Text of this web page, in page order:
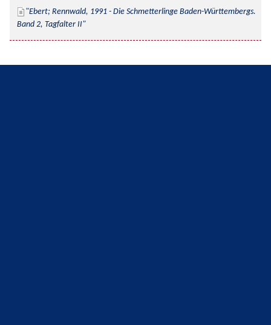
Ebert; Rennwald, 1991 - Die Schmetterlinge Baden-Württembergs.
Band 2, Tagfalter II